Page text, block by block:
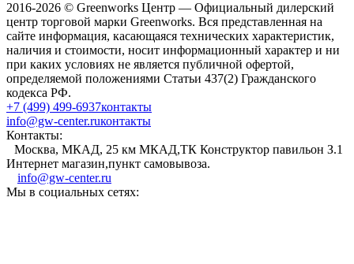
2016-2026 © Greenworks Центр — Официальный дилерский
центр торговой марки Greenworks. Вся представленная на
сайте информация, касающаяся технических характеристик,
наличия и стоимости, носит информационный характер и ни
при каких условиях не является публичной офертой,
определяемой положениями Статьи 437(2) Гражданского
кодекса РФ.
+7 (499) 499-6937контакты
info@gw-center.ruконтакты
Контакты:
Москва, МКАД, 25 км МКАД,ТК Конструктор павильон З.1
Интернет магазин,пункт самовывоза.
info@gw-center.ru
Мы в социальных сетях: